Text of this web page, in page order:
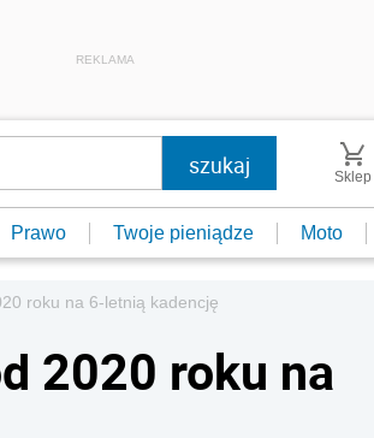
REKLAMA
Sklep
Prawo Twoje pieniądze Moto
roku na 6-letnią kadencję
2020 roku na